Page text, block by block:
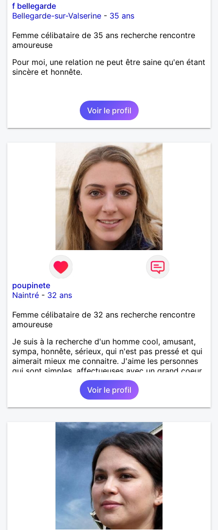
f bellegarde
Bellegarde-sur-Valserine - 35 ans
Femme célibataire de 35 ans recherche rencontre
amoureuse
Pour moi, une relation ne peut être saine qu'en étant
sincère et honnête.
Voir le profil
poupinete
Naintré - 32 ans
Femme célibataire de 32 ans recherche rencontre
amoureuse
Je suis à la recherche d'un homme cool, amusant,
sympa, honnête, sérieux, qui n'est pas pressé et qui
aimerait mieux me connaitre. J'aime les personnes
qui sont simples, affectueuses avec un grand coeur.
Voir le profil